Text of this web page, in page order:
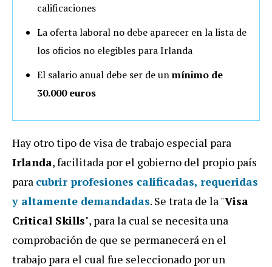
calificaciones
La oferta laboral no debe aparecer en la lista de
los oficios no elegibles para Irlanda
El salario anual debe ser de unmínimo de
30.000 euros
Hay otro tipo de visa de trabajo especial para
Irlanda, facilitada por el gobierno del propio país
para cubrir profesiones calificadas, requeridas
y altamente demandadas. Se trata de la "Visa
Critical Skills", para la cual se necesita una
comprobación de que se permanecerá en el
trabajo para el cual fue seleccionado por un